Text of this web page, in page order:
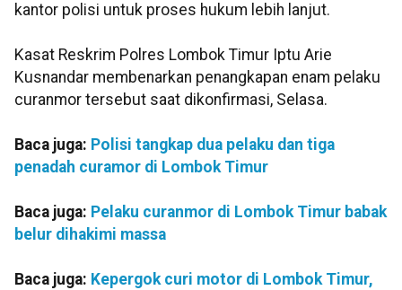
kantor polisi untuk proses hukum lebih lanjut.
Kasat Reskrim Polres Lombok Timur Iptu Arie
Kusnandar membenarkan penangkapan enam pelaku
curanmor tersebut saat dikonfirmasi, Selasa.
Baca juga: Polisi tangkap dua pelaku dan tiga
penadah curamor di Lombok Timur
Baca juga: Pelaku curanmor di Lombok Timur babak
belur dihakimi massa
Baca juga: Kepergok curi motor di Lombok Timur,